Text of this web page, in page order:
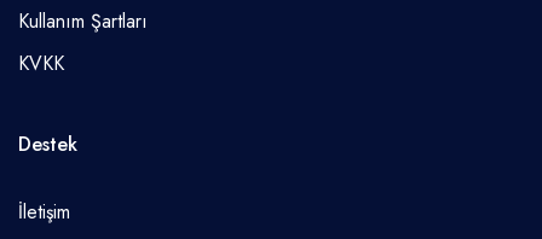
Kullanım Şartları
KVKK
Destek
İletişim